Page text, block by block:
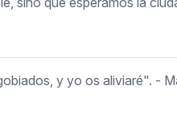
y yo os aliviaré". -